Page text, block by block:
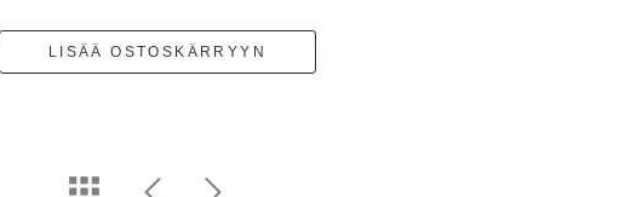
LISÄÄ OSTOSKÄRRYYN